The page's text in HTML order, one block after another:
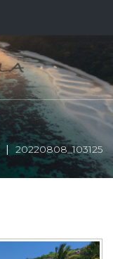
20220808_103125